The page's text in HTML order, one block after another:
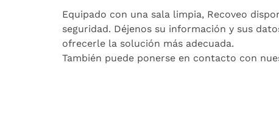
Equipado con una sala limpia, Recoveo
seguridad. Déjenos su información y sus
ofrecerle la solución más adecuada.
También puede ponerse en contacto con